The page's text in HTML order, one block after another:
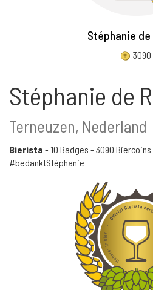
Stéphanie
3090
Stéphanie de
Terneuzen, Nederland
Bierista - 10 Badges - 3090 Biercoins
#bedanktStéphanie